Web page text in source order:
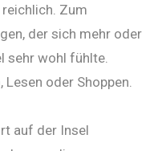
Zum
der sich mehr oder
sehr wohl fühlte.
Lesen oder Shoppen.
auf der Insel